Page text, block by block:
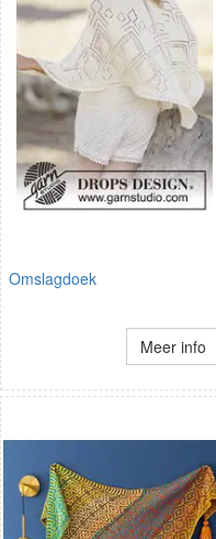
Omslagdoek
Meer info